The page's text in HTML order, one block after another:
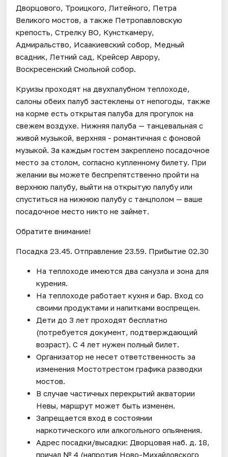
Дворцового, Троицкого, Литейного, Петра
Великого мостов, а также Петропавловскую
крепость, Стрелку ВО, Кунсткамеру,
Адмиральство, Исаакиевский собор, Медный
всадник, Летний сад, Крейсер Аврору,
Воскресенский Смольной собор.
Круизы проходят на двухпалубном теплоходе,
салоны обеих палуб застеклены от непогоды, также
на корме есть открытая палуба для прогулок на
свежем воздухе. Нижняя палуба — танцевальная с
живой музыкой, верхняя - романтичная с фоновой
музыкой. За каждым гостем закреплено посадочное
место за столом, согласно купленному билету. При
желании вы можете беспрепятственно пройти на
верхнюю палубу, выйти на открытую палубу или
спуститься на нижнюю палубу с танцполом — ваше
посадочное место никто не займет.
Обратите внимание!
Посадка 23.45. Отправление 23.59. Прибытие 02.30
На теплоходе имеются два санузла и зона для
курения.
На теплоходе работает кухня и бар. Вход со
своими продуктами и напитками воспрещен.
Дети до 3 лет проходят бесплатно
(потребуется документ, подтверждающий
возраст). С 4 лет нужен полный билет.
Организатор не несет ответственность за
изменения Мостотрестом графика разводки
мостов.
В случае частичных перекрытий акватории
Невы, маршрут может быть изменен.
Запрещается вход в состоянии
наркотического или алкогольного опьянения.
Адрес посадки/высадки: Дворцовая наб. д. 18,
причал № 4 (напротив Ново-Михайловского